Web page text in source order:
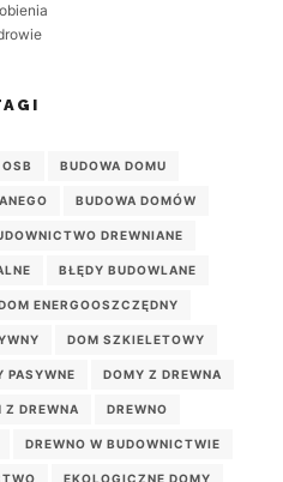
BUDOWA DOMU
BUDOWA DOMÓW
DREWNIANE
BŁĘDY BUDOWLANE
ENERGOOSZCZĘDNY
DOM SZKIELETOWY
PASYWNE DOMY Z DREWNA
Z DREWNA DREWNO
DREWNO W BUDOWNICTWIE
EKOLOGICZNE DOMY